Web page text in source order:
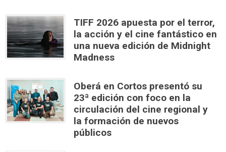
TIFF 2026 apuesta por el terror,
la acción y el cine fantástico en
una nueva edición de Midnight
Madness
Oberá en Cortos presentó su
23ª edición con foco en la
circulación del cine regional y
la formación de nuevos
públicos